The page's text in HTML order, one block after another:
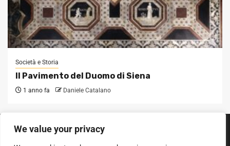
We value your privacy
Società e Storia
Il Pavimento del Duomo di Siena
1 anno fa Daniele Catalano
SEGUICI SUI SOCIAL